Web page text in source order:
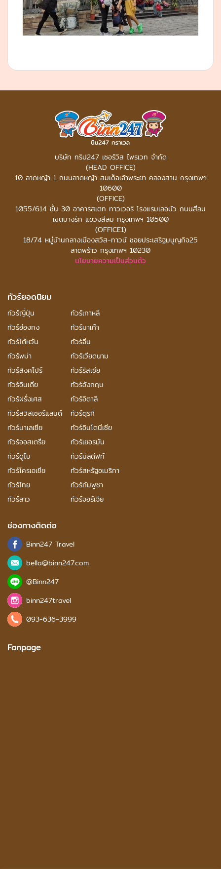
บริษัท ทริป247 เซอร์วิส ไพรเวท จำกัด
(HEAD OFFICE)
10 ลาดหญ้า 1 ถนนลาดหญ้า สมเด็จเจ้าพระยา คลองสาน กรุงเทพฯ
10600
(OFFICE)
1055/614 ชั้น 30 อาคารสเตท ทาวเวอร์ โรงแรมเลอบัว ถนนสีลม
เขตบางรัก แขวงสีลม กรุงเทพฯ 10500
(OFFICE1)
18/74 หมู่บ้านกลางเมืองสวิส-ทาวน์ ซอยประเสริฐมนูญกิจ25
ลาดพร้าว กรุงเทพฯ 10230
นโยบายความเป็นส่วนตัว
ทัวร์ยอดนิยม
ทัวร์ญี่ปุ่น
ทัวร์เกาหลี
ทัวร์ฮ่องกง
ทัวร์มาเก๊า
ทัวร์ไต้หวัน
ทัวร์จีน
ทัวร์พม่า
ทัวร์เวียดนาม
ทัวร์สิงคโปร์
ทัวร์รัสเซีย
ทัวร์อินเดีย
ทัวร์อังกฤษ
ทัวร์ฝรั่งเศส
ทัวร์อิตาลี
ทัวร์สวิสเซอร์แลนด์
ทัวร์ตุรกี
ทัวร์มาเลเซีย
ทัวร์อินโดนีเซีย
ทัวร์ออสเตรีย
ทัวร์เยอรมัน
ทัวร์ดูไบ
ทัวร์มัลดีฟท์
ทัวร์โครเอเชีย
ทัวร์สหรัฐอเมริกา
ทัวร์ไทย
ทัวร์กัมพูชา
ทัวร์ลาว
ทัวร์จอร์เจีย
ช่องทางติดต่อ
Binn247 Travel
bella@binn247.com
@Binn247
binn247travel
093-636-3999
Fanpage